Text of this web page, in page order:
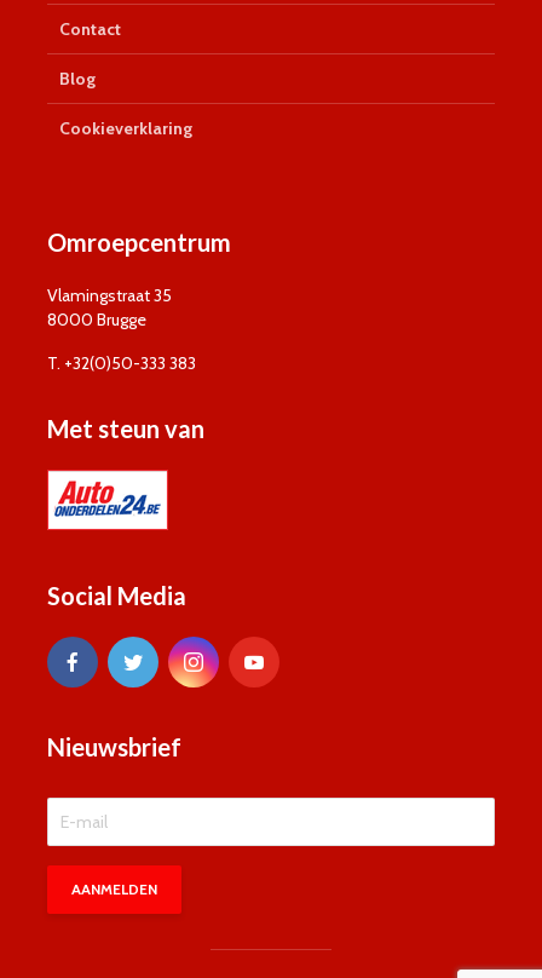
Contact
Blog
Cookieverklaring
Omroepcentrum
Vlamingstraat 35
8000 Brugge
T. +32(0)50-333 383
Met steun van
Social Media
Nieuwsbrief